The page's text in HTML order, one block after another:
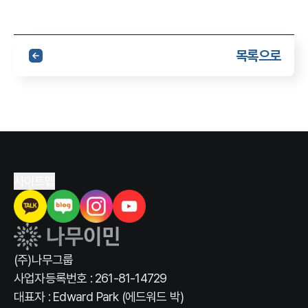
목록으로
(주)나무그룹
사업자등록번호 : 261-81-14729
대표자 : Edward Park (에드워드 박)